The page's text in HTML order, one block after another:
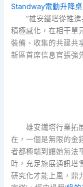
Standway電動升降桌
“雄安鐵塔從推進
積極感化，在相干單
裝備、收集的共建共
新區首席信息官張強
雄安鐵塔行業拓展
在，一個是無限的金
者都極端到讓她無法
時，充足施展通訊塔
研究化才能上風，鼎